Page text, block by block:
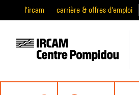
l'ircam carrière & offres d'emploi